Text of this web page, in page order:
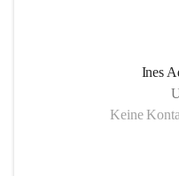
Ines
Keine